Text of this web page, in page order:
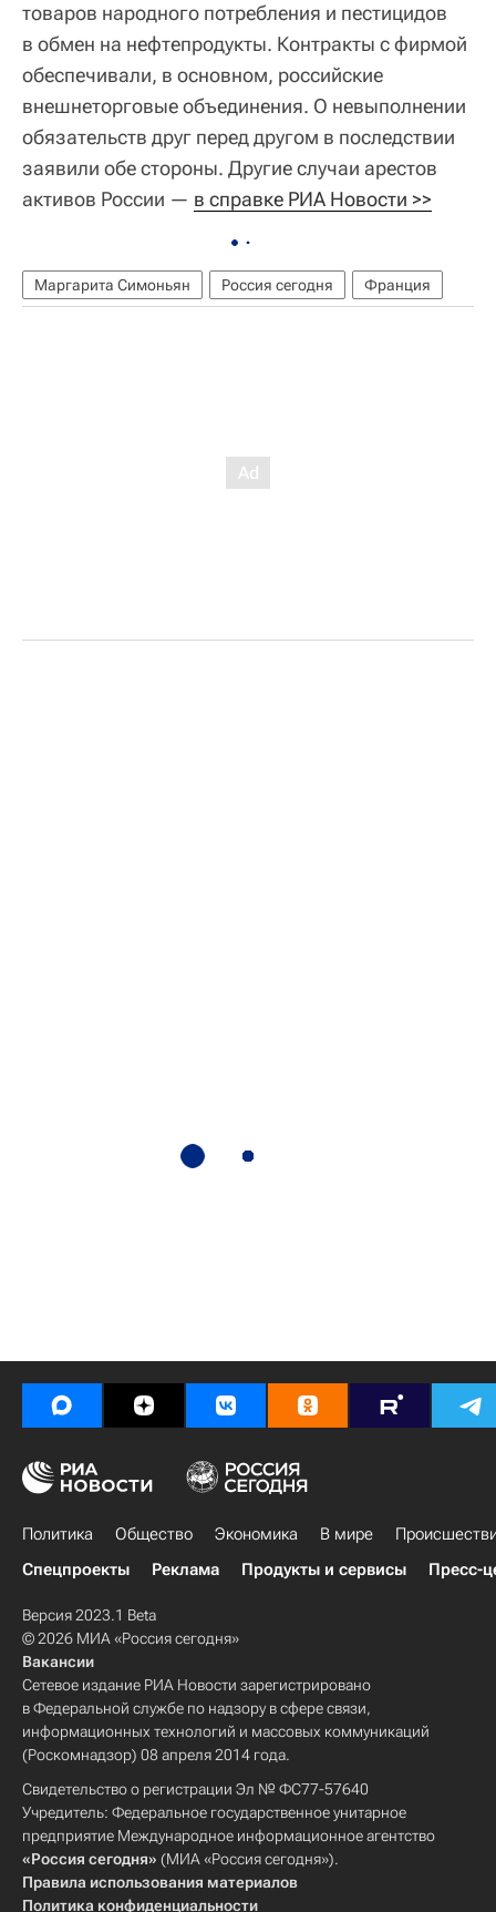
товаров народного потребления и пестицидов
в обмен на нефтепродукты. Контракты с фирмой
обеспечивали, в основном, российские
внешнеторговые объединения. О невыполнении
обязательств друг перед другом в последствии
заявили обе стороны. Другие случаи арестов
активов России — в справке РИА Новости >>
Маргарита Симоньян Россия сегодня Франция
Политика Общество Экономика В мире
Спецпроекты
Реклама Продукты и сервисы Пресс-
Версия 2023.1 Beta
© 2026 МИА «Россия сегодня»
Вакансии
Сетевое издание РИА Новости зарегистрировано
в Федеральной службе по надзору в сфере связи,
информационных технологий и массовых коммуникаций
(Роскомнадзор) 08 апреля 2014 года.
Свидетельство о регистрации Эл № ФС77-57640
Учредитель: Федеральное государственное унитарное
предприятие Международное информационное агентство
«Россия сегодня» (МИА «Россия сегодня»).
Правила использования материалов
Политика конфиденциальности